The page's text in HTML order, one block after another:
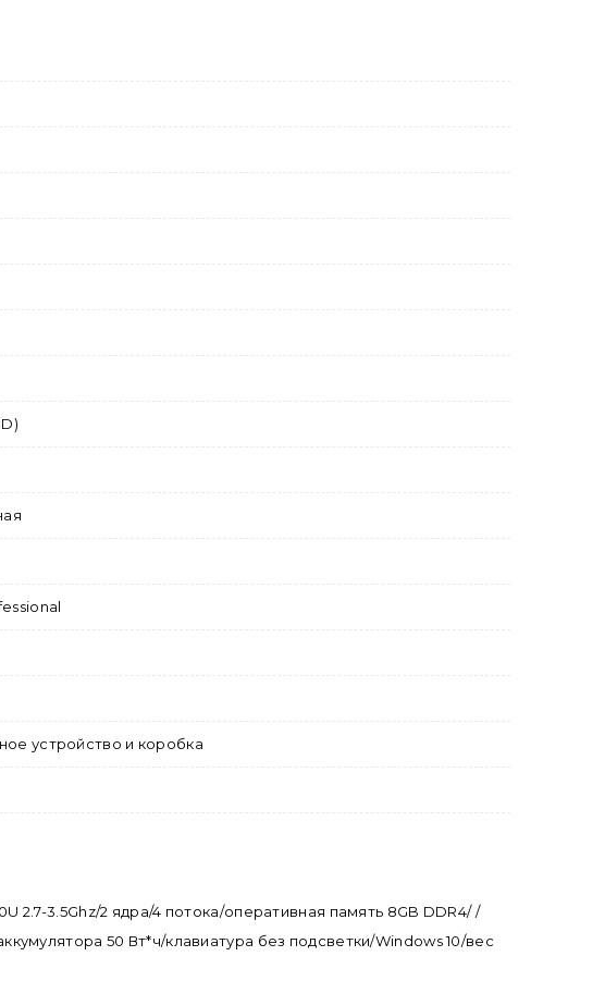
устройство и коробка
2.7-3.5Ghz/2 ядра/4 потока/оперативная память 8GB DDR4/ /
50 Вт*ч/клавиатура без подсветки/Windows 10/вес